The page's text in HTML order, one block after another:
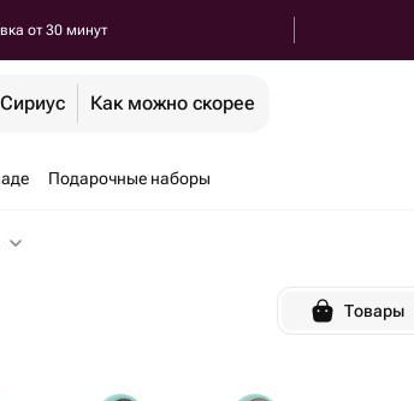
от 30 минут
Сириус Как можно скорее
Подарочные наборы
Товары